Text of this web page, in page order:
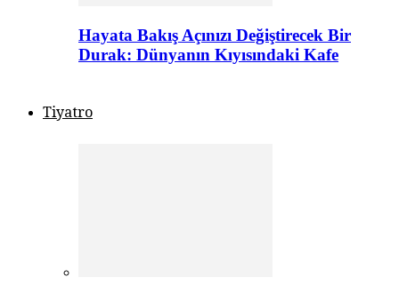
Hayata Bakış Açınızı Değiştirecek Bir
Durak: Dünyanın Kıyısındaki Kafe
Tiyatro